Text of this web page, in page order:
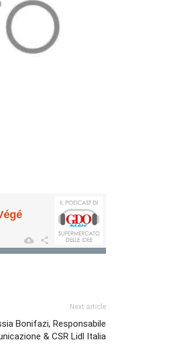
Next article
Bonifazi, Responsabile
& CSR Lidl Italia